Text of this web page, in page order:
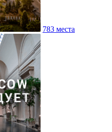
783 места